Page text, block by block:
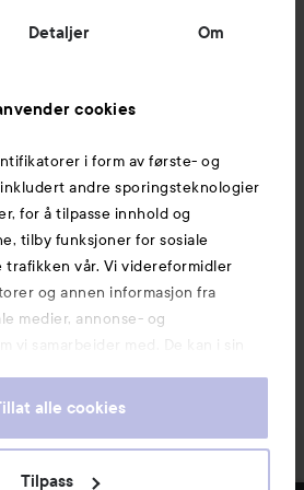
Detaljer Om
cookies
i form av første- og
andre sporingsteknologier
for å tilpasse innhold og
tilby funksjoner for sosiale
trafikken vår. Vi videreformidler
og annen informasjon fra
medier, annonse- og
vi samarbeider med. De kan i sin
oppgitt eller som de har samlet
å bruke nettsiden vår. For
du kan endre innstillingene for
alle cookies
Tilpass